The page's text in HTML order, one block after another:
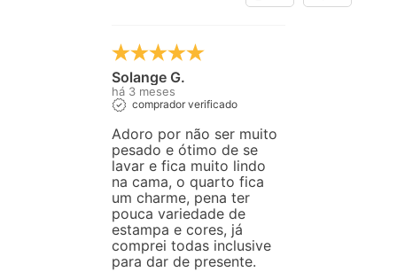
Solange G.
há 3 meses
comprador verificado
Adoro por não ser muito
pesado e ótimo de se
lavar e fica muito lindo
na cama, o quarto fica
um charme, pena ter
pouca variedade de
estampa e cores, já
comprei todas inclusive
para dar de presente.